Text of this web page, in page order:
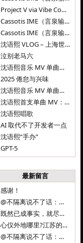
Project V via Vibe Coding
Cassotis IME（言泉输入法）阶段二
Cassotis IME（言泉输入法）
沈语熙 VLOG – 上海世博文化公园双子山
泣别老马六
沈语熙音乐 MV 单曲第三弹：代码与白T恤
2025 倦怠与兴味
沈语熙音乐 MV 单曲第二弹：优雅时间
沈语熙首支单曲 MV：告别的倒影
沈语熙唱歌
AI 取代不了开发者一点
沈语熙“手办”
GPT-5
最新留言
感谢！
@不隔离说不了话：浙江的
既然已成事实，就尽量接受了。 事情未能如愿已是不幸，没必要为此反复纠结来进行不必要的自我惩罚。 之前问过家里的小朋友是否想学编
心仪外地哪里?江苏的？顺其自然，全面发展才是。
@不隔离说不了话：确实，一晃三年。